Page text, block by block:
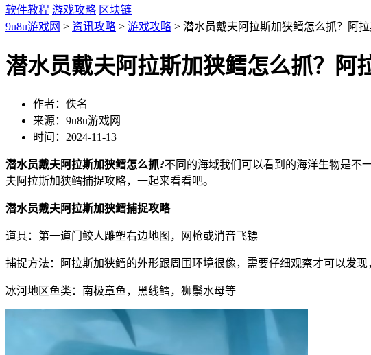
软件教程 游戏攻略 区块链
9u8u游戏网 > 资讯攻略 > 游戏攻略 > 潜水员戴夫阿拉斯加狭鳕怎么抓？阿
潜水员戴夫阿拉斯加狭鳕怎么抓？阿
作者：佚名
来源：9u8u游戏网
时间：2024-11-13
潜水员戴夫阿拉斯加狭鳕怎么抓?不同的海域我们可以看到的海洋生物是不
夫阿拉斯加狭鳕捕捉攻略，一起来看看吧。
潜水员戴夫阿拉斯加狭鳕捕捉攻略
道具：第一道门鲛人雕塑右边地图，网枪或消音飞镖
捕捉方法：阿拉斯加狭鳕的外形跟周围环境很像，需要仔细观察才可以发
冰河地区鱼类：南极章鱼，黑线鳕，狮鬃水母等